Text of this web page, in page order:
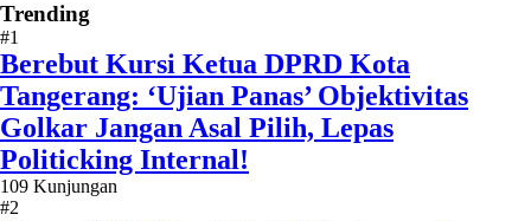
Trending
#1
Berebut Kursi Ketua DPRD Kota
Tangerang: ‘Ujian Panas’ Objektivitas
Golkar Jangan Asal Pilih, Lepas
Politicking Internal!
109 Kunjungan
#2